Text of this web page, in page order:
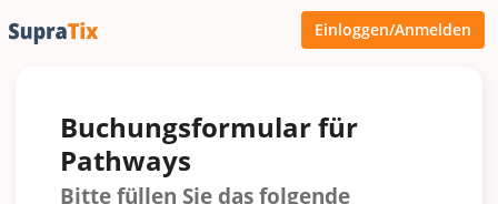
Einloggen/Anmelden
Buchungsformular für
Pathways
Bitte füllen Sie das folgende